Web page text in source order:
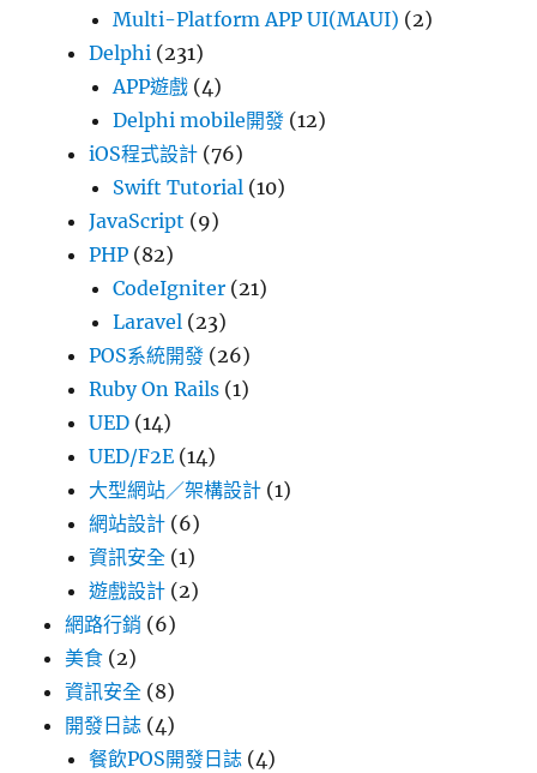
Multi-Platform APP UI(MAUI) (2)
Delphi (231)
APP遊戲 (4)
Delphi mobile開發 (12)
iOS程式設計 (76)
Swift Tutorial (10)
JavaScript (9)
PHP (82)
CodeIgniter (21)
Laravel (23)
POS系統開發 (26)
Ruby On Rails (1)
UED (14)
UED/F2E (14)
大型網站／架構設計 (1)
網站設計 (6)
資訊安全 (1)
遊戲設計 (2)
網路行銷 (6)
美食 (2)
資訊安全 (8)
開發日誌 (4)
餐飲POS開發日誌 (4)